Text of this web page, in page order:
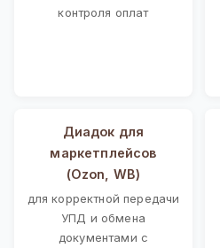
контроля оплат
Диадок для
маркетплейсов
(Ozon, WB)
для корректной передачи
УПД и обмена
документами с